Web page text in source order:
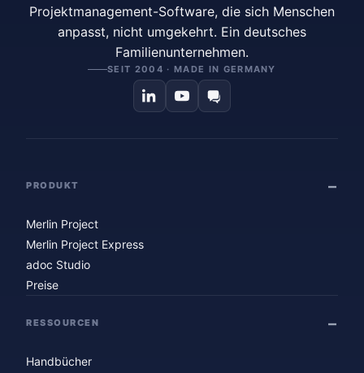
Projektmanagement-Software, die sich Menschen
anpasst, nicht umgekehrt. Ein deutsches
Familienunternehmen.
SEIT 2004 · MADE IN GERMANY
PRODUKT
Merlin Project
Merlin Project Express
adoc Studio
Preise
RESSOURCEN
Handbücher